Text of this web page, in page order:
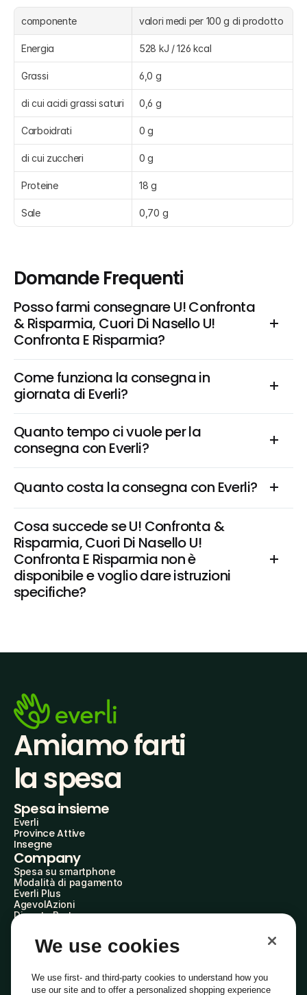
componente valori medi per 100 g di prodotto
Energia 528 kJ / 126 kcal
Grassi 6,0 g
di cui acidi grassi saturi 0,6 g
Carboidrati 0 g
di cui zuccheri 0 g
Proteine 18 g
Sale 0,70 g
Domande Frequenti
Posso farmi consegnare U! Confronta
& Risparmia, Cuori Di Nasello U!
Confronta E Risparmia?
Come funziona la consegna in
giornata di Everli?
Quanto tempo ci vuole per la
consegna con Everli?
Quanto costa la consegna con Everli?
Cosa succede se U! Confronta &
Risparmia, Cuori Di Nasello U!
Confronta E Risparmia non è
disponibile e voglio dare istruzioni
specifiche?
Amiamo farti
la spesa
Spesa insieme
Everli
Province Attive
Insegne
Company
Spesa su smartphone
Modalità di pagamento
Everli Plus
AgevolAzioni
Diventa Partner
Everli Shoppers
About Us
Everli News
Domande frequenti
We use cookies
We use first- and third-party cookies to understand how you
use our site and to offer a personalized shopping experience